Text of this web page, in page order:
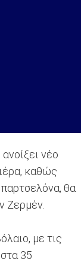
νέο
καθώς
θα
Ζερμέν.
με τις
35